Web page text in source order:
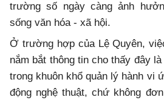
trường số ngày càng ảnh
sống văn hóa - xã hội.
Ở trường hợp của Lệ Quyên,
nắm bắt thông tin cho thấy đây
trong khuôn khổ quản lý hành vi
động nghệ thuật, chứ không